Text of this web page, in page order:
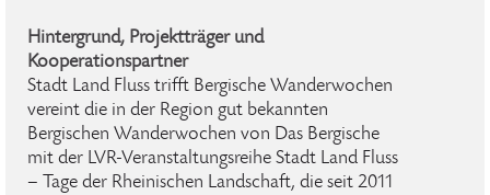
Hintergrund, Projektträger und
Kooperationspartner
Stadt Land Fluss trifft Bergische Wanderwochen
vereint die in der Region gut bekannten
Bergischen Wanderwochen von Das Bergische
mit der LVR-Veranstaltungsreihe Stadt Land Fluss
– Tage der Rheinischen Landschaft, die seit 2011